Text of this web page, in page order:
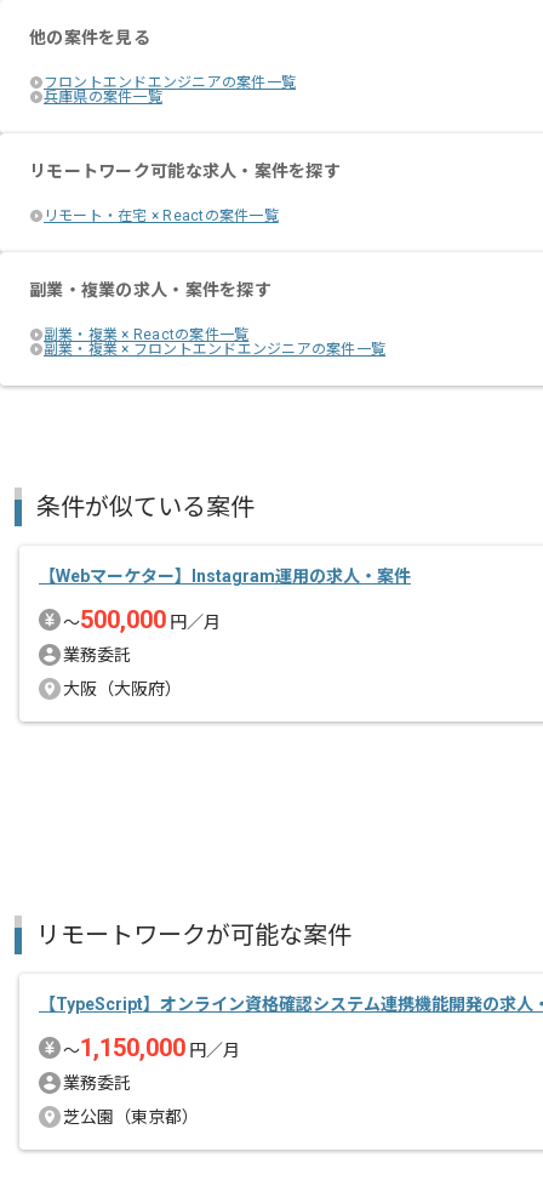
他の案件を見る
フロントエンドエンジニアの案件一覧
兵庫県の案件一覧
リモートワーク可能な求人・案件を探す
リモート・在宅 × Reactの案件一覧
副業・複業の求人・案件を探す
副業・複業 × Reactの案件一覧
副業・複業 × フロントエンドエンジニアの案件一覧
条件が似ている案件
【Webマーケター】Instagram運用の求人・案件
〜500,000 円／月
業務委託
大阪（大阪府）
リモートワークが可能な案件
【TypeScript】オンライン資格確認システム連携機能開発の求人
〜1,150,000 円／月
業務委託
芝公園（東京都）